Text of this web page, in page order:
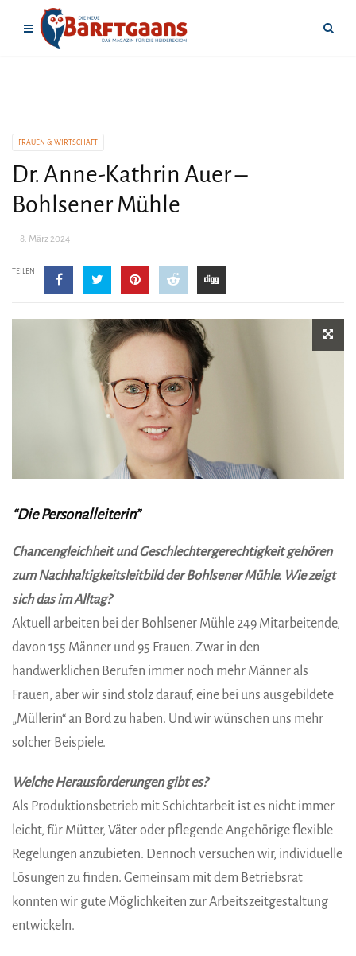
FRAUEN & WIRTSCHAFT
Dr. Anne-Kathrin Auer –
Bohlsener Mühle
8. März 2024
TEILEN
“Die Personalleiterin”
Chancengleichheit und Geschlechtergerechtigkeit gehören
zum Nachhaltigkeitsleitbild der Bohlsener Mühle. Wie zeigt
sich das im Alltag?
Aktuell arbeiten bei der Bohlsener Mühle 249 Mitarbeitende,
davon 155 Männer und 95 Frauen. Zwar in den
handwerklichen Berufen immer noch mehr Männer als
Frauen, aber wir sind stolz darauf, eine bei uns ausgebildete
„Müllerin“ an Bord zu haben. Und wir wünschen uns mehr
solcher Beispiele.
Welche Herausforderungen gibt es?
Als Produktionsbetrieb mit Schichtarbeit ist es nicht immer
leicht, für Mütter, Väter oder pflegende Angehörige flexible
Regelungen anzubieten. Dennoch versuchen wir, individuelle
Lösungen zu finden. Gemeinsam mit dem Betriebsrat
konnten wir gute Möglichkeiten zur Arbeitszeitgestaltung
entwickeln.